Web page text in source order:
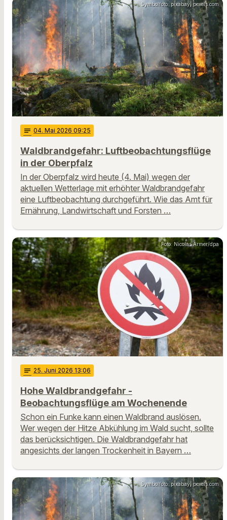
Symbolfoto: pixabay, pexels.com
notes 04. Mai 2026 09:25
Waldbrandgefahr: Luftbeobachtungsflüge
in der Oberpfalz
In der Oberpfalz wird heute (4. Mai) wegen der
aktuellen Wetterlage mit erhöhter Waldbrandgefahr
eine Luftbeobachtung durchgeführt. Wie das Amt für
Ernährung, Landwirtschaft und Forsten …
Foto: Nicolas Armer/dpa
notes 25. Juni 2026 13:06
Hohe Waldbrandgefahr -
Beobachtungsflüge am Wochenende
Schon ein Funke kann einen Waldbrand auslösen.
Wer wegen der Hitze Abkühlung im Wald sucht, sollte
das berücksichtigen. Die Waldbrandgefahr hat
angesichts der langen Trockenheit in Bayern …
Symbolfoto: pixabay, pexels.com